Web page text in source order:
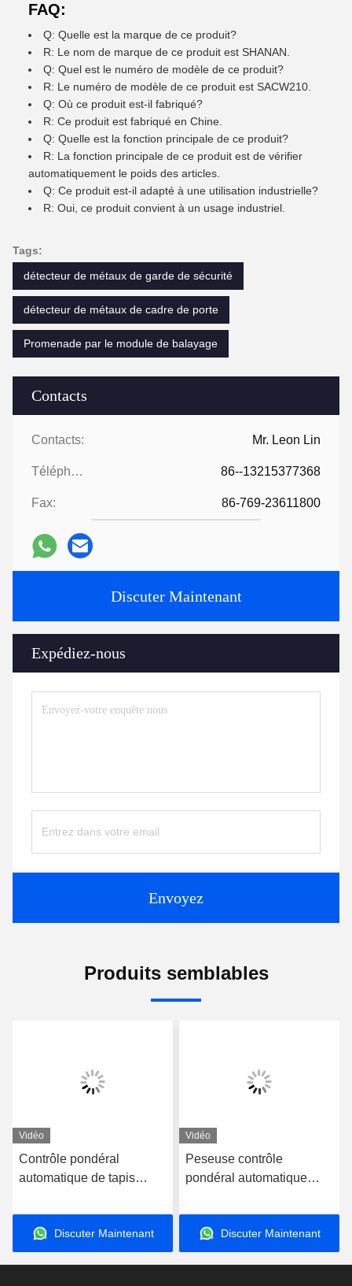
Contacts
Contacts: Mr. Leon Lin
Téléphone: 86--13215377368
Fax: 86-769-23611800
Discuter Maintenant
Expédiez-nous
Envoyez
FAQ:
Q: Quelle est la marque de ce produit?
R: Le nom de marque de ce produit est SHANAN.
Q: Quel est le numéro de modèle de ce produit?
R: Le numéro de modèle de ce produit est SACW210.
Q: Où ce produit est-il fabriqué?
R: Ce produit est fabriqué en Chine.
Q: Quelle est la fonction principale de ce produit?
R: La fonction principale de ce produit est de vérifier
automatiquement le poids des articles.
Q: Ce produit est-il adapté à une utilisation industrielle?
R: Oui, ce produit convient à un usage industriel.
Tags:
détecteur de métaux de garde de sécurité
détecteur de métaux de cadre de porte
Promenade par le module de balayage
Produits semblables
Vidéo
Peseuse contrôle
pondéral automatique
et un tri du poids rapides
et précisDiscuter Maintenant
Vidéo
Vérification précise
personnalisée de la pesée
Discuter Maintenant